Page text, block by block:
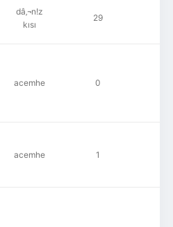
dâ‚¬n!z
kısı
29
acemhe 0
acemhe 1